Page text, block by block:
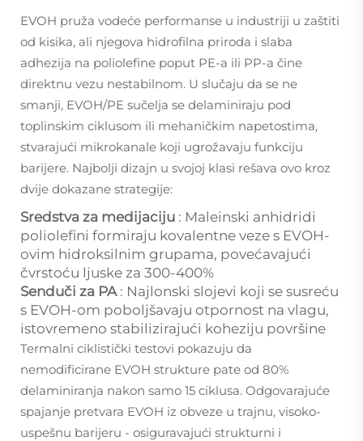
EVOH pruža vodeće performanse u industriji u zaštiti
od kisika, ali njegova hidrofilna priroda i slaba
adhezija na poliolefine poput PE-a ili PP-a čine
direktnu vezu nestabilnom. U slučaju da se ne
smanji, EVOH/PE sučelja se delaminiraju pod
toplinskim ciklusom ili mehaničkim napetostima,
stvarajući mikrokanale koji ugrožavaju funkciju
barijere. Najbolji dizajn u svojoj klasi rešava ovo kroz
dvije dokazane strategije:
Sredstva za medijaciju : Maleinski anhidridi
poliolefini formiraju kovalentne veze s EVOH-
ovim hidroksilnim grupama, povećavajući
čvrstoću ljuske za 300-400%
Senduči za PA : Najlonski slojevi koji se susreću
s EVOH-om poboljšavaju otpornost na vlagu,
istovremeno stabilizirajući koheziju površine
Termalni ciklistički testovi pokazuju da
nemodificirane EVOH strukture pate od 80%
delaminiranja nakon samo 15 ciklusa. Odgovarajuće
spajanje pretvara EVOH iz obveze u trajnu, visoko-
uspešnu barijeru - osiguravajući strukturni i